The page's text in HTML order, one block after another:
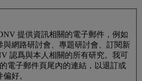
提供資訊相關的電子郵件，例如
與網路研討會、專題研討會、訂閱新
認爲與本人相關的所有研究。我可
電子郵件頁尾內的連結，以退訂或
好。